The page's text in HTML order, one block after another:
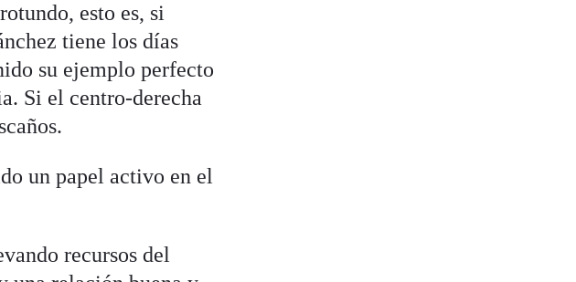
esto es, si
tiene los días
su ejemplo perfecto
Si el centro-derecha
un papel activo en el
recursos del